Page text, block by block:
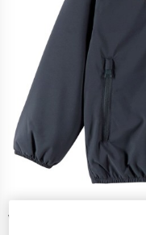
Vistas detalladas